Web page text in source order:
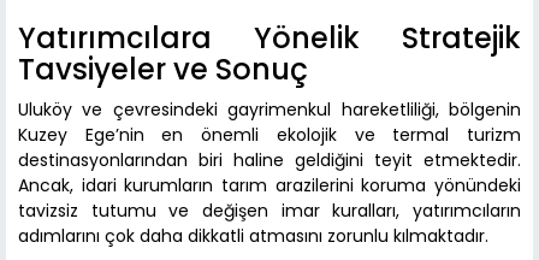
Yatırımcılara Yönelik Stratejik
Tavsiyeler ve Sonuç
Uluköy ve çevresindeki gayrimenkul hareketliliği, bölgenin
Kuzey Ege’nin en önemli ekolojik ve termal turizm
destinasyonlarından biri haline geldiğini teyit etmektedir.
Ancak, idari kurumların tarım arazilerini koruma yönündeki
tavizsiz tutumu ve değişen imar kuralları, yatırımcıların
adımlarını çok daha dikkatli atmasını zorunlu kılmaktadır.